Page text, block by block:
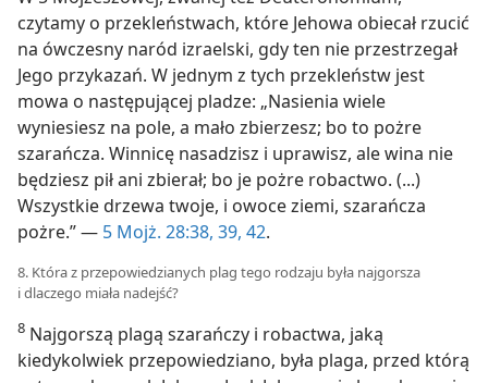
czytamy o przekleństwach, które Jehowa obiecał rzucić
na ówczesny naród izraelski, gdy ten nie przestrzegał
Jego przykazań. W jednym z tych przekleństw jest
mowa o następującej pladze: „Nasienia wiele
wyniesiesz na pole, a mało zbierzesz; bo to pożre
szarańcza. Winnicę nasadzisz i uprawisz, ale wina nie
będziesz pił ani zbierał; bo je pożre robactwo. (...)
Wszystkie drzewa twoje, i owoce ziemi, szarańcza
pożre.” — 5 Mojż. 28:38, 39, 42.
8. Która z przepowiedzianych plag tego rodzaju była najgorsza
i dlaczego miała nadejść?
8 Najgorszą plagą szarańczy i robactwa, jaką
kiedykolwiek przepowiedziano, była plaga, przed którą